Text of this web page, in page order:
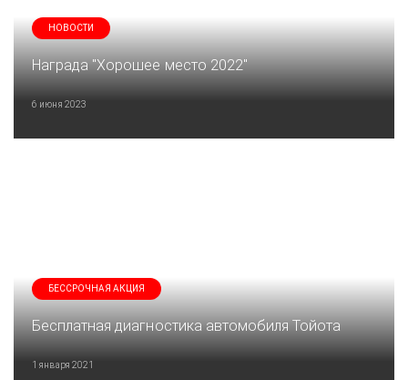
НОВОСТИ
Награда "Хорошее место 2022"
6 июня 2023
БЕССРОЧНАЯ АКЦИЯ
Бесплатная диагностика автомобиля Тойота
1 января 2021